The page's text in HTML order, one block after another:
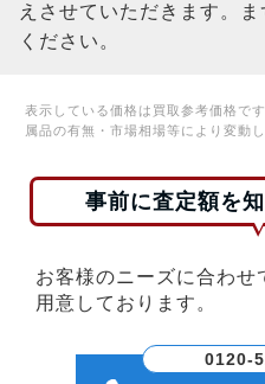
えさせていただきます。
ください。
表示している価格は買取参考価格で
属品の有無・市場相場等により変動し
事前に査定額を
お客様のニーズに合わ
用意しております。
0120-